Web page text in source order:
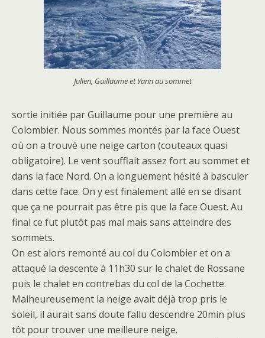
Julien, Guillaume et Yann au sommet
sortie initiée par Guillaume pour une première au
Colombier. Nous sommes montés par la face Ouest
où on a trouvé une neige carton (couteaux quasi
obligatoire). Le vent soufflait assez fort au sommet et
dans la face Nord. On a longuement hésité à basculer
dans cette face. On y est finalement allé en se disant
que ça ne pourrait pas être pis que la face Ouest. Au
final ce fut plutôt pas mal mais sans atteindre des
sommets.
On est alors remonté au col du Colombier et on a
attaqué la descente à 11h30 sur le chalet de Rossane
puis le chalet en contrebas du col de la Cochette.
Malheureusement la neige avait déjà trop pris le
soleil, il aurait sans doute fallu descendre 20min plus
tôt pour trouver une meilleure neige.